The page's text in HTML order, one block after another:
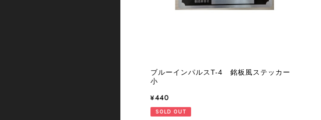
ブルーインパルスT-4 銘板風ステッカー
小
¥440
SOLD OUT